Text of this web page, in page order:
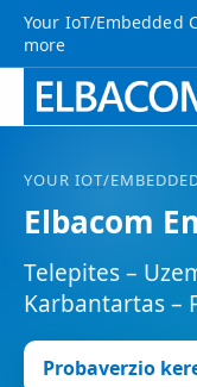
Your IoT/Embedded
more
YOUR IOT/
Elbacom
Telepites –
Karbantartas –
Probaverziо